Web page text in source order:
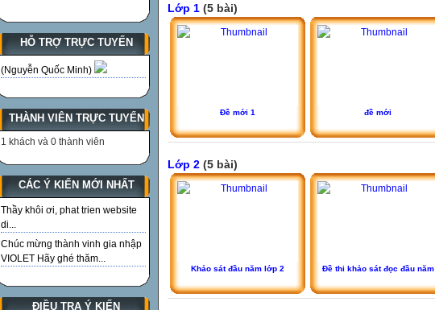
HỖ TRỢ TRỰC TUYẾN
(Nguyễn Quốc Minh)
THÀNH VIÊN TRỰC TUYẾN
1 khách và 0 thành viên
CÁC Ý KIẾN MỚI NHẤT
Thầy khôi ơi, phat trien website
di...
Chúc mừng thành vinh gia nhập
VIOLET Hãy ghé thăm...
ĐIỀU TRA Ý KIẾN
Lớp 1 (5 bài)
Đề mới 1 đề mới
Lớp 2 (5 bài)
Khảo sát đầu năm lớp 2 Đề thi khảo sát đọc đầu năm